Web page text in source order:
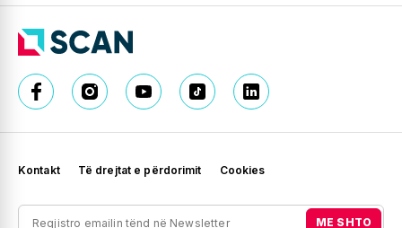
Kontakt Të drejtat e përdorimit Cookies
ME SHTO